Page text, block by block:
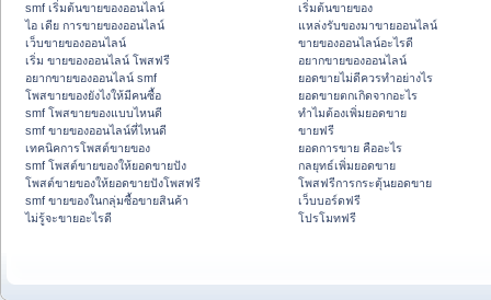
smf เริ่มต้นขายของออนไลน์
ไอ เดีย การขายของออนไลน์
เว็บขายของออนไลน์
เริ่ม ขายของออนไลน์ โพสฟรี
อยากขายของออนไลน์ smf
โพสขายของยังไงให้มีคนซื้อ
smf โพสขายของแบบไหนดี
smf ขายของออนไลน์ที่ไหนดี
เทคนิคการโพสต์ขายของ
smf โพสต์ขายของให้ยอดขายปัง
โพสต์ขายของให้ยอดขายปังโพสฟรี
smf ขายของในกลุ่มซื้อขายสินค้า
ไม่รู้จะขายอะไรดี
เริ่มต้นขายของ
แหล่งรับของมาขายออนไลน์
ขายของออนไลน์อะไรดี
อยากขายของออนไลน์
ยอดขายไม่ดีควรทำอย่างไร
ยอดขายตกเกิดจากอะไร
ทำไมต้องเพิ่มยอดขาย
ขายฟรี
ยอดการขาย คืออะไร
กลยุทธ์เพิ่มยอดขาย
โพสฟรีการกระตุ้นยอดขาย
เว็บบอร์ดฟรี
โปรโมทฟรี